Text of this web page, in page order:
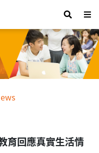
育回應真實生活情